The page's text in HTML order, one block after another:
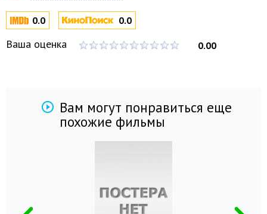
0.0 0.0
Ваша оценка 0.00
Вам могут понравиться еще
похожие фильмы